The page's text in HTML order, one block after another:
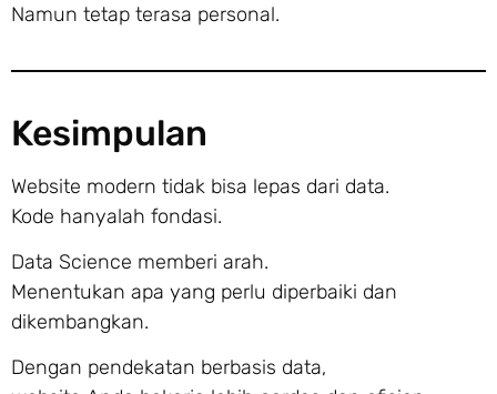
Namun tetap terasa personal.
Kesimpulan
Website modern tidak bisa lepas dari data.
Kode hanyalah fondasi.
Data Science memberi arah.
Menentukan apa yang perlu diperbaiki dan
dikembangkan.
Dengan pendekatan berbasis data,